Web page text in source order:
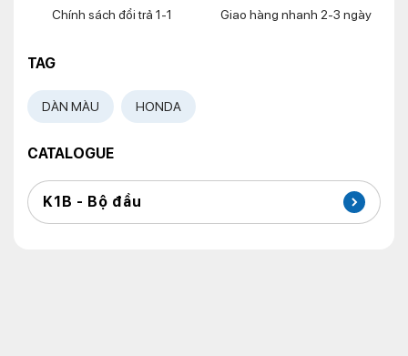
Chính sách đổi trả 1-1 Giao hàng nhanh 2-3 ngày
TAG
DÀN MÀU HONDA
CATALOGUE
K1B - Bộ đầu